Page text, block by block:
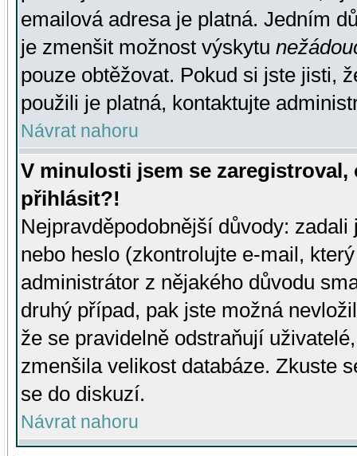
emailová adresa je platná. Jedním
je zmenšit možnost výskytu
pouze obtěžovat. Pokud si jste jisti,
použili je platná, kontaktujte
Návrat nahoru
V minulosti jsem se
přihlásit?!
Nejpravděpodobnější důvody:
nebo heslo (zkontrolujte e-mail,
administrátor z nějakého důvodu
druhý případ, pak jste možná
že se pravidelně odstraňují
zmenšila velikost databáze. Zkuste
se do diskuzí.
Návrat nahoru